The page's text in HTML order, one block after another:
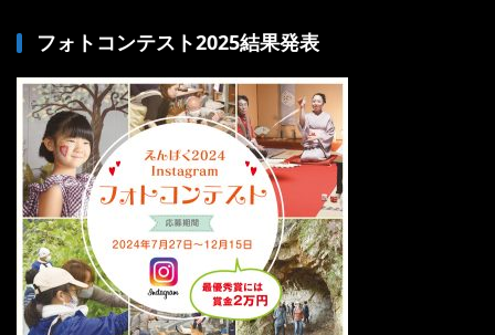
フォトコンテスト2025結果発表